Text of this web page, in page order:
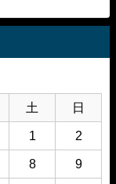
土 日
1 2
8 9